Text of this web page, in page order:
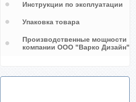
Инструкции по эксплуатации
Упаковка товара
Производственные мощности
компании ООО "Варко Дизайн"